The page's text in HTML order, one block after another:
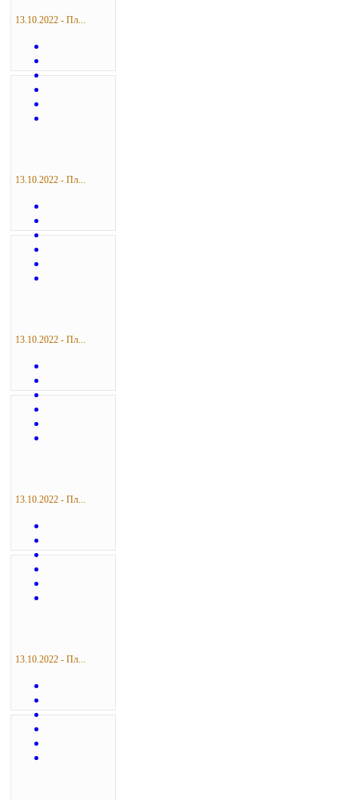
13.10.2022 - Пл...
13.10.2022 - Пл...
13.10.2022 - Пл...
13.10.2022 - Пл...
13.10.2022 - Пл...